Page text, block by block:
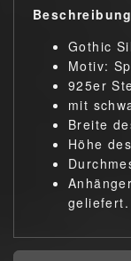
Beschreibung
Gothic
Motiv:
925er
mit
Breite
Höhe
geliefert.